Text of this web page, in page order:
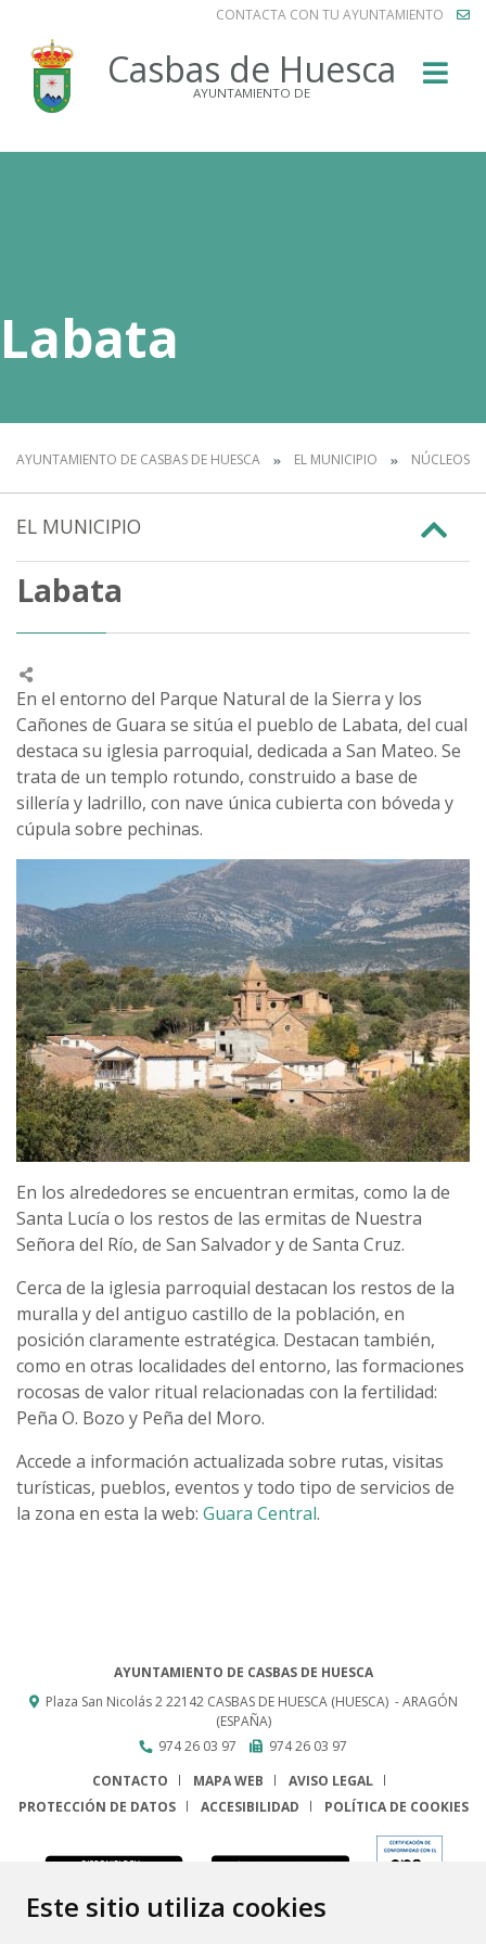
Este sitio utiliza cookies
CONTACTA CON TU AYUNTAMIENTO
Casbas de Huesca
AYUNTAMIENTO DE
Labata
AYUNTAMIENTO DE CASBAS DE HUESCA EL MUNICIPIO NÚCLEOS
EL MUNICIPIO
Labata
En el entorno del Parque Natural de la Sierra y los
Cañones de Guara se sitúa el pueblo de Labata, del cual
destaca su iglesia parroquial, dedicada a San Mateo. Se
trata de un templo rotundo, construido a base de
sillería y ladrillo, con nave única cubierta con bóveda y
cúpula sobre pechinas.
En los alrededores se encuentran ermitas, como la de
Santa Lucía o los restos de las ermitas de Nuestra
Señora del Río, de San Salvador y de Santa Cruz.
Cerca de la iglesia parroquial destacan los restos de la
muralla y del antiguo castillo de la población, en
posición claramente estratégica. Destacan también,
como en otras localidades del entorno, las formaciones
rocosas de valor ritual relacionadas con la fertilidad:
Peña O. Bozo y Peña del Moro.
Accede a información actualizada sobre rutas, visitas
turísticas, pueblos, eventos y todo tipo de servicios de
la zona en esta la web: Guara Central.
AYUNTAMIENTO DE CASBAS DE HUESCA
Plaza San Nicolás 222142 CASBAS DE HUESCA (HUESCA) - ARAGÓN
(ESPAÑA)
974 26 03 97
974 26 03 97
CONTACTO
MAPA WEB
AVISO LEGAL
PROTECCIÓN DE DATOS
ACCESIBILIDAD POLÍTICA DE COOKIES